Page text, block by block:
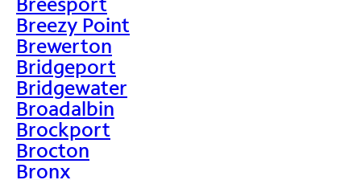
Breezy Point
Brewerton
Bridgeport
Bridgewater
Broadalbin
Brockport
Brocton
Bronx